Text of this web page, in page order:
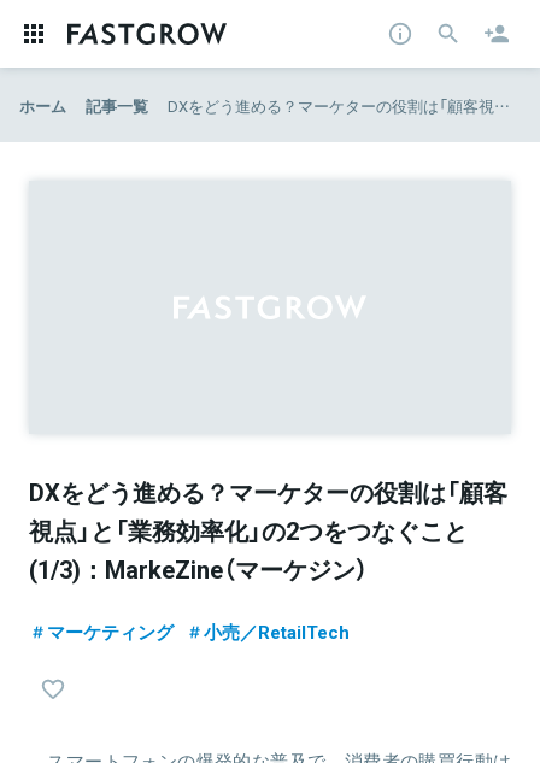
ホーム 記事一覧 DXをどう進める？マーケターの役割は「顧客視点」と「業務効率化」の2つをつなぐこと (1/3)：MarkeZine（マーケジン）
DXをどう進める？マーケターの役割は「顧客
視点」と「業務効率化」の2つをつなぐこと
(1/3)：MarkeZine（マーケジン）
マーケティング 小売／RetailTech